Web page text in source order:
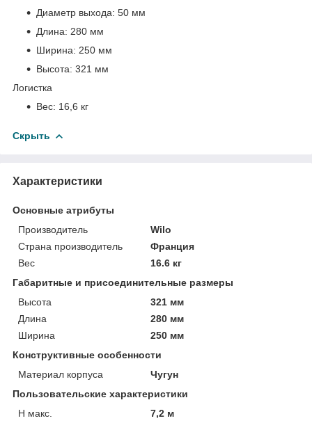
Диаметр выхода: 50 мм
Длина: 280 мм
Ширина: 250 мм
Высота: 321 мм
Логистка
Вес: 16,6 кг
Скрыть
Характеристики
Основные атрибуты
Производитель
Wilo
Страна производитель
Франция
Вес
16.6 кг
Габаритные и присоединительные размеры
Высота
321 мм
Длина
280 мм
Ширина
250 мм
Конструктивные особенности
Материал корпуса
Чугун
Пользовательские характеристики
H макс.
7,2 м